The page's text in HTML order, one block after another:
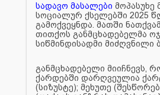
სადავო მასალები მოპასუხე
სოციალურ ქსელებში 2025
გამოქვეყნდა. მათში
თითქოს განმცხადებელმა
სიწმინდისადმი მიძღვნილი
განმცხადებელი მიიჩნევს,
ქარდებში დარღვეულია
(სიზუსტე); მეხუთე